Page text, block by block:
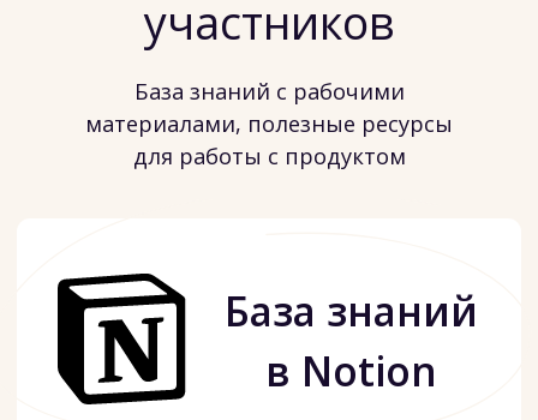
ЗАБРОНИРОВАТЬ МЕСТО
цена сейчас и до 17 сентября
358€
ОСТАВИТЬ ЗАЯВКУ
463€